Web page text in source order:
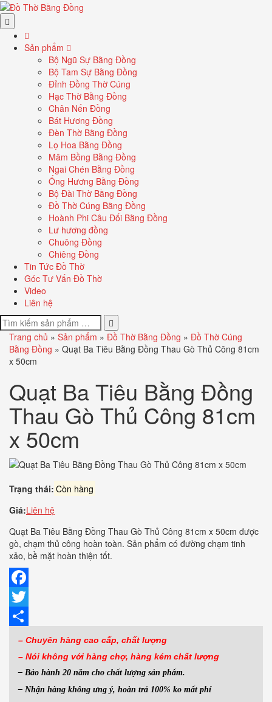
Sản phẩm
Bộ Ngũ Sự Bằng Đồng
Bộ Tam Sự Bằng Đồng
Đỉnh Đồng Thờ Cúng
Hạc Thờ Bằng Đồng
Chân Nến Đồng
Bát Hương Đồng
Đèn Thờ Bằng Đồng
Lọ Hoa Bằng Đồng
Mâm Bồng Bằng Đồng
Ngai Chén Bằng Đồng
Ống Hương Bằng Đồng
Bộ Đài Thờ Bằng Đồng
Đồ Thờ Cúng Bằng Đồng
Hoành Phi Câu Đối Bằng Đồng
Lư hương đồng
Chuông Đồng
Chiêng Đồng
Tin Tức Đồ Thờ
Góc Tư Vấn Đồ Thờ
Video
Liên hệ
Trang chủ » Sản phẩm » Đồ Thờ Bằng Đồng » Đồ Thờ Cúng
Bằng Đồng » Quạt Ba Tiêu Bằng Đồng Thau Gò Thủ Công 81cm
x 50cm
Quạt Ba Tiêu Bằng Đồng
Thau Gò Thủ Công 81cm
x 50cm
Trạng thái: Còn hàng
Giá:Liên hệ
Quạt Ba Tiêu Bằng Đồng Thau Gò Thủ Công 81cm x 50cm được
gò, chạm thủ công hoàn toàn. Sản phẩm có đường chạm tinh
xảo, bề mặt hoàn thiện tốt.
Facebook
Twitter
Share
– Chuyên hàng cao cấp, chất lượng
– Nói không với hàng chợ, hàng kém chất lượng
– Bảo hành 20 năm cho chất lượng sản phẩm.
– Nhận hàng không ưng ý, hoàn trả 100% ko mất phí